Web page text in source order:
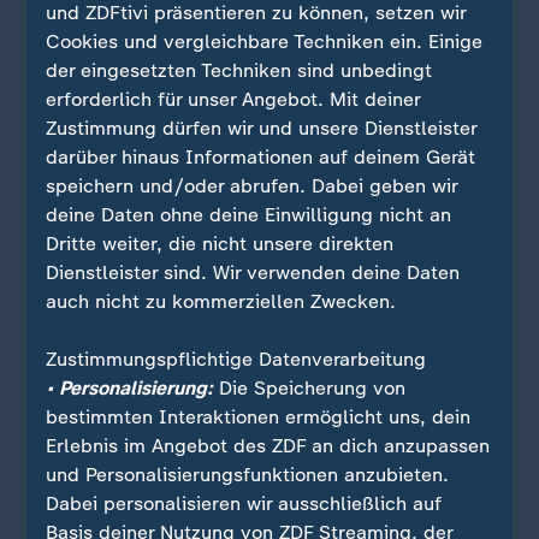
amerikanische Propaganda" in der Kulturwelt
angekündigt. Er entließ mehrere Mitglieder des
Kuratoriums, übernahm den Vorsitz und
beauftragte vorübergehend seinen Vertrauten
Richard Grenell, die Institution neu auszurichten.
Grenell war zuvor US-Botschafter in Berlin und
hatte dort immer wieder mit brüsken Äußerungen
für Aufsehen gesorgt.
Im Dezember wurde das Kennedy Center in Trump
Kennedy Center umbenannt. Das führte zu großem
am Fluss Potomac werden traditionell alle Genres
von Theater, Tanz und Musik gezeigt. Das Haus
wurde nach dem früheren Präsidenten John F.
Kennedy (1917-1963) benannt.
Quelle: dpa
und ZDFtivi präsentieren zu können, setzen wir
Cookies und vergleichbare Techniken ein. Einige
der eingesetzten Techniken sind unbedingt
erforderlich für unser Angebot. Mit deiner
Zustimmung dürfen wir und unsere Dienstleister
darüber hinaus Informationen auf deinem Gerät
speichern und/oder abrufen. Dabei geben wir
deine Daten ohne deine Einwilligung nicht an
Dritte weiter, die nicht unsere direkten
Dienstleister sind. Wir verwenden deine Daten
auch nicht zu kommerziellen Zwecken.
Zustimmungspflichtige Datenverarbeitung
• Personalisierung:Die Speicherung von
bestimmten Interaktionen ermöglicht uns, dein
Erlebnis im Angebot des ZDF an dich anzupassen
und Personalisierungsfunktionen anzubieten.
Dabei personalisieren wir ausschließlich auf
Basis deiner Nutzung von ZDF Streaming, der